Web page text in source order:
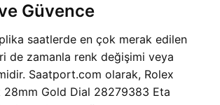
ve Güvence
saatlerde en çok merak edilen
de zamanla renk değişimi veya
Saatport.com olarak, Rolex
28mm Gold Dial 28279383 Eta